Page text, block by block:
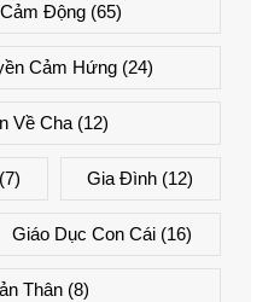
Động (65)
Cảm Hứng(24)
Về Cha (12)
Gia Đình (12)
Giáo Dục Con Cái(16)
Thân(8)